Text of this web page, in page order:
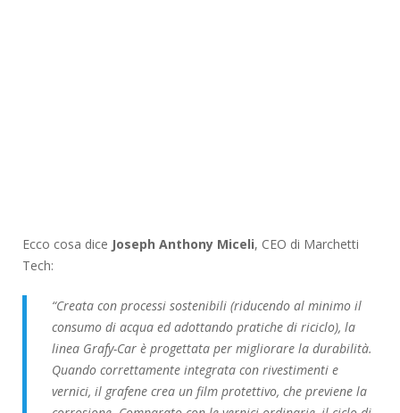
Ecco cosa dice Joseph Anthony Miceli, CEO di Marchetti
Tech:
“Creata con processi sostenibili (riducendo al minimo il
consumo di acqua ed adottando pratiche di riciclo), la
linea Grafy-Car è progettata per migliorare la durabilità.
Quando correttamente integrata con rivestimenti e
vernici, il grafene crea un film protettivo, che previene la